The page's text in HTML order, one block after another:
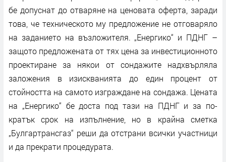
бе допуснат до отваряне на ценовата оферта, заради
това, че техническото му предложение не отговаряло
на заданието на възложителя. „Енергико“ и ПДНГ –
защото предложената от тях цена за инвестиционното
проектиране за някои от сондажите надхвърляла
заложения в изискванията до един процент от
стойността на самото изграждане на сондажа. Цената
на „Енергико“ бе доста под тази на ПДНГ и за по-
кратък срок на изпълнение, но в крайна сметка
„Булгартрансгаз“ реши да отстрани всички участници
и да прекрати процедурата.